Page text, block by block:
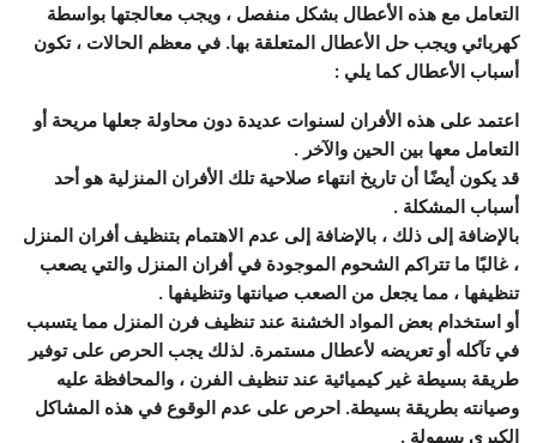
التعامل مع هذه الأعطال بشكل منفصل ، ويجب معالجتها بواسطة
كهربائي ويجب حل الأعطال المتعلقة بها. في معظم الحالات ، تكون
أسباب الأعطال كما يلي :
اعتمد على هذه الأفران لسنوات عديدة دون محاولة جعلها مريحة أو
التعامل معها بين الحين والآخر .
قد يكون أيضًا أن تاريخ انتهاء صلاحية تلك الأفران المنزلية هو أحد
أسباب المشكلة .
بالإضافة إلى ذلك ، بالإضافة إلى عدم الاهتمام بتنظيف أفران المنزل
، غالبًا ما تتراكم الشحوم الموجودة في أفران المنزل والتي يصعب
تنظيفها ، مما يجعل من الصعب صيانتها وتنظيفها .
أو استخدام بعض المواد الخشنة عند تنظيف فرن المنزل مما يتسبب
في تآكله أو تعريضه لأعطال مستمرة. لذلك يجب الحرص على توفير
طريقة بسيطة غير كيميائية عند تنظيف الفرن ، والمحافظة عليه
وصيانته بطريقة بسيطة. احرص على عدم الوقوع في هذه المشاكل
الكبرى بسهولة .